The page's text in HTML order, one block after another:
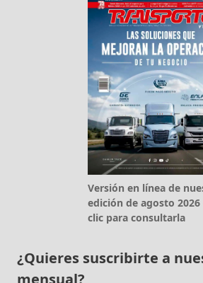
Versión en línea de
edición de agosto 2026
clic para consultarla
¿Quieres suscribirte a
mensual?